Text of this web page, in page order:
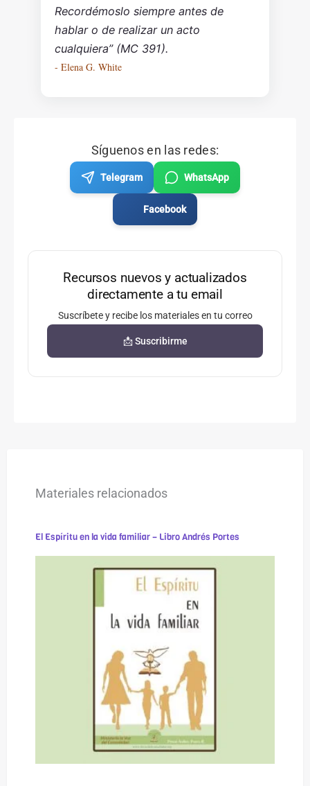
Recordémoslo siempre antes de
hablar o de realizar un acto
cualquiera” (MC 391).
- Elena G. White
Síguenos en las redes:
Telegram WhatsApp
Facebook
Recursos nuevos y actualizados
directamente a tu email
Suscríbete y recibe los materiales en tu correo
📩 Suscribirme
Materiales relacionados
El Espíritu en la vida familiar – Libro Andrés Portes